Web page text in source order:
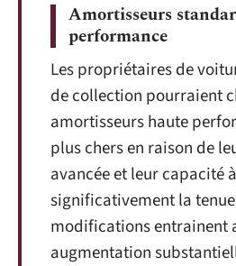
Amortisseurs
performance
Les propriétaires de
de collection pourraient
amortisseurs haute
plus chers en raison de
avancée et leur capacité
significativement la
modifications entrainent
augmentation